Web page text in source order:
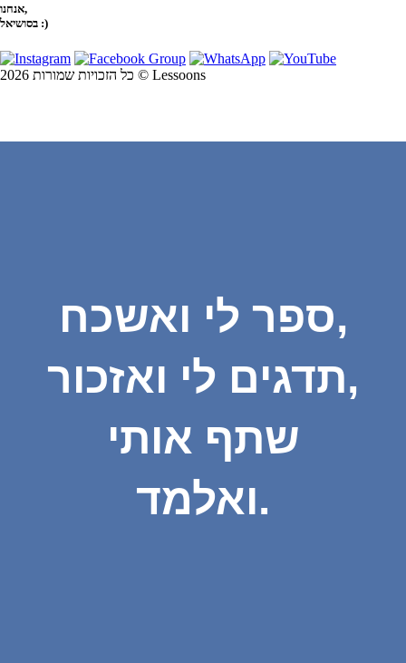
אנחנו,
בסושיאל :)
כל הזכויות שמורות 2026 © Lessoons
ספר לי ואשכח,
תדגים לי ואזכור,
שתף אותי
ואלמד.